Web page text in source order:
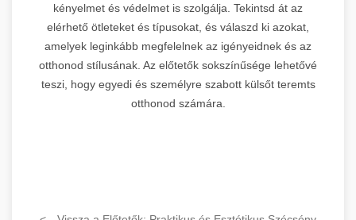
kényelmet és védelmet is szolgálja. Tekintsd át az
elérhető ötleteket és típusokat, és válaszd ki azokat,
amelyek leginkább megfelelnek az igényeidnek és az
otthonod stílusának. Az előtetők sokszínűsége lehetővé
teszi, hogy egyedi és személyre szabott külsőt teremts
otthonod számára.